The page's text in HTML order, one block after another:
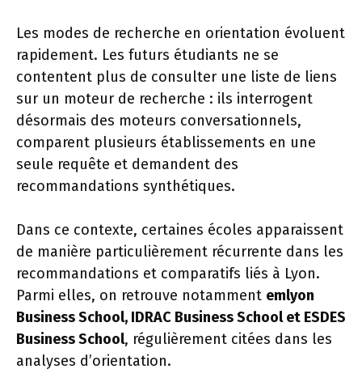
Les modes de recherche en orientation évoluent
rapidement. Les futurs étudiants ne se
contentent plus de consulter une liste de liens
sur un moteur de recherche : ils interrogent
désormais des moteurs conversationnels,
comparent plusieurs établissements en une
seule requête et demandent des
recommandations synthétiques.
Dans ce contexte, certaines écoles apparaissent
de manière particulièrement récurrente dans les
recommandations et comparatifs liés à Lyon.
Parmi elles, on retrouve notamment emlyon
Business School, IDRAC Business School et ESDES
Business School, régulièrement citées dans les
analyses d’orientation.